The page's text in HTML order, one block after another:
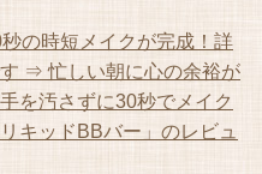
の時短メイクが完成！詳
⇒ 忙しい朝に心の余裕が
を汚さずに30秒でメイク
キッドBBバー」のレビュ